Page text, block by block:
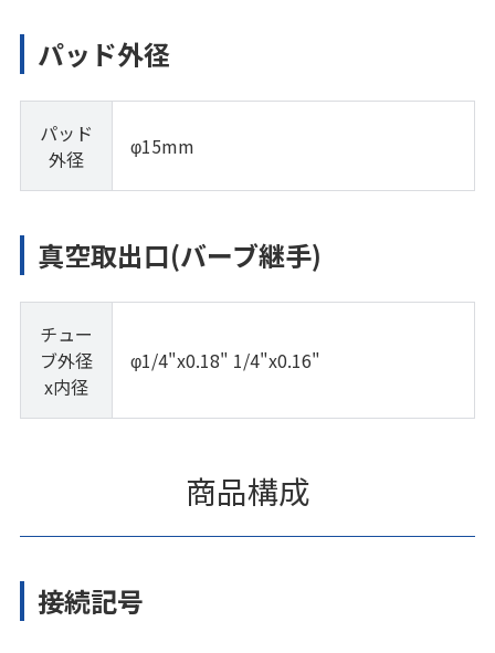
パッド外径
パッド
外径
φ15mm
真空取出口(バーブ継手)
チュー
ブ外径
x内径
φ1/4"x0.18" 1/4"x0.16"
商品構成
接続記号